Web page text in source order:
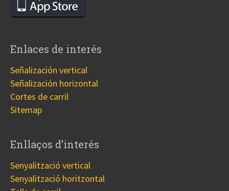
Enlaces de interés
Señalización vertical
Señalización horizontal
Cortes de carril
Sitemap
Enllaços d’interés
Senyalització vertical
Senyalització horitzontal